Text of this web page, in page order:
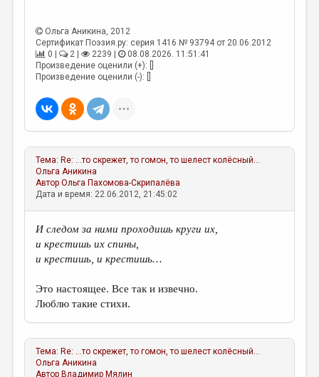
ОБЗОР ЛИТЕРАТУРЫ
СТРАНИЦЫ ПАМЯТИ
ОБЪЯВЛЕНИЯ
КОЛОНКА РЕДАКТОРА
РЕДКОЛЛЕГИЯ
ОТ РЕДАКЦИИ
МАЛАЯ ПРОЗА
ЭССЕИСТИКА
ЛИТЕРАТУРОВЕДЕНИЕ
КУЛЬТУРОВЕДЕНИЕ
РЕЦЕНЗИРОВАНИЕ
ЦИКЛЫ ПУБЛИКАЦИЙ
ТРЕДИАКОВСКИЙ
Ольга Аникина, 2012
Сертификат Поэзия.ру: серия 1416 № 93794 от 20.06.2012
0 |
2 | 2239 |
08.08.2026. 11:51:41
Произведение оценили (+): []
Произведение оценили (-): []
Тема: Re: …то скрежет, то гомон, то шелест колёсный...
Ольга Аникина
АвторОльга Пахомова-Скрипалёва
Дата и время: 22.06.2012, 21:45:02
И следом за ними проходишь круги их,
и крестишь их спины,
и крестишь, и крестишь…
Это настоящее. Все так и извечно.
Люблю такие стихи.
Тема: Re: …то скрежет, то гомон, то шелест колёсный...
Ольга Аникина
Автор Владимир Мялин